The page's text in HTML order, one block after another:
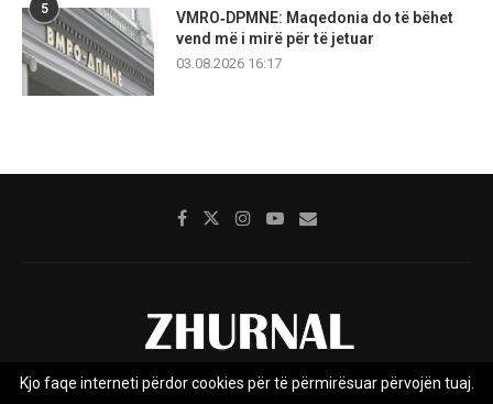
5
VMRO‑DPMNE: Maqedonia do të bëhet
vend më i mirë për të jetuar
03.08.2026 16:17
Kjo faqe interneti përdor cookies për të përmirësuar përvojën tuaj.